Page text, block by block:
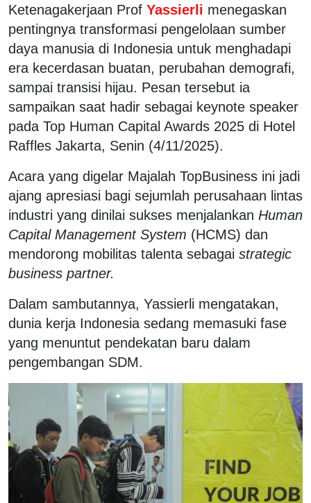
Ketenagakerjaan Prof Yassierli menegaskan
pentingnya transformasi pengelolaan sumber
daya manusia di Indonesia untuk menghadapi
era kecerdasan buatan, perubahan demografi,
sampai transisi hijau. Pesan tersebut ia
sampaikan saat hadir sebagai keynote speaker
pada Top Human Capital Awards 2025 di Hotel
Raffles Jakarta, Senin (4/11/2025).
Acara yang digelar Majalah TopBusiness ini jadi
ajang apresiasi bagi sejumlah perusahaan lintas
industri yang dinilai sukses menjalankan Human
Capital Management System (HCMS) dan
mendorong mobilitas talenta sebagai strategic
business partner.
Dalam sambutannya, Yassierli mengatakan,
dunia kerja Indonesia sedang memasuki fase
yang menuntut pendekatan baru dalam
pengembangan SDM.